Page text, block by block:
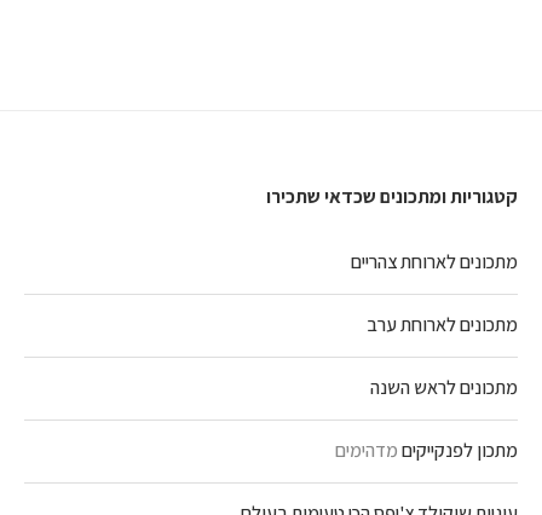
קטגוריות ומתכונים שכדאי שתכירו
מתכונים לארוחת צהריים
מתכונים לארוחת ערב
מתכונים לראש השנה
מתכון לפנקייקיםמדהימים